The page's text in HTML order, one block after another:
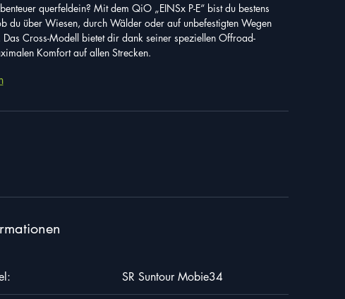
querfeldein? Mit dem QiO „EINSx P-E“ bist du bestens
du über Wiesen, durch Wälder oder auf unbefestigten Wegen
Das Cross-Modell bietet dir dank seiner speziellen Offroad-
Komfort auf allen Strecken.
SR Suntour Mobie34